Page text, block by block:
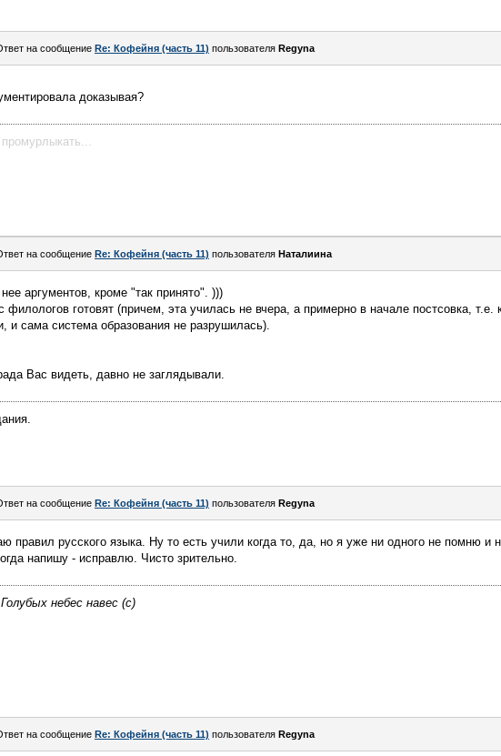
на сообщение Re: Кофейня (часть 11) пользователя Regyna
доказывая?
на сообщение Re: Кофейня (часть 11) пользователя Наталиина
аргументов, кроме "так принято". )))
филологов готовят (причем, эта училась не вчера, а примерно в начале постсовка, т.е.
и сама система образования не разрушилась).
Вас видеть, давно не заглядывали.
на сообщение Re: Кофейня (часть 11) пользователя Regyna
правил русского языка. Ну то есть учили когда то, да, но я уже ни одного не помню
напишу - исправлю. Чисто зрительно.
небес навес (с)
на сообщение Re: Кофейня (часть 11) пользователя Regyna